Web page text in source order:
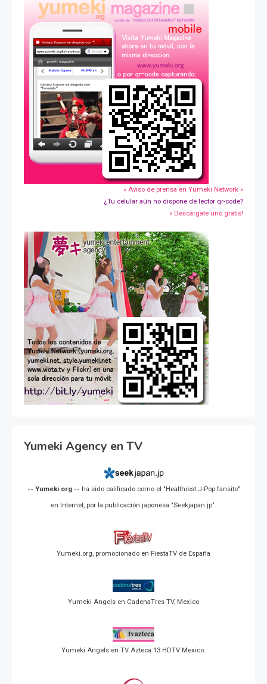
» Aviso de prensa en Yumeki Network »
¿Tu celular aún no dispone de lector qr-code?
» Descárgate uno gratis!
Yumeki Agency en TV
-- Yumeki.org -- ha sido calificado como el "Healthiest J-Pop fansite"
en Internet, por la publicación japonesa "Seekjapan.jp".
Yumeki.org, promocionado en FiestaTV de España
Yumeki Angels en CadenaTres TV, Mexico
Yumeki Angels en TV Azteca 13 HDTV Mexico.